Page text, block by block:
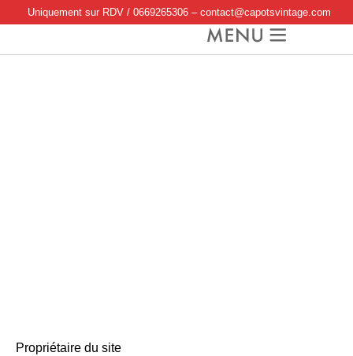
Uniquement sur RDV / 0669265306– contact@capotsvintage.com
Propriétaire du site